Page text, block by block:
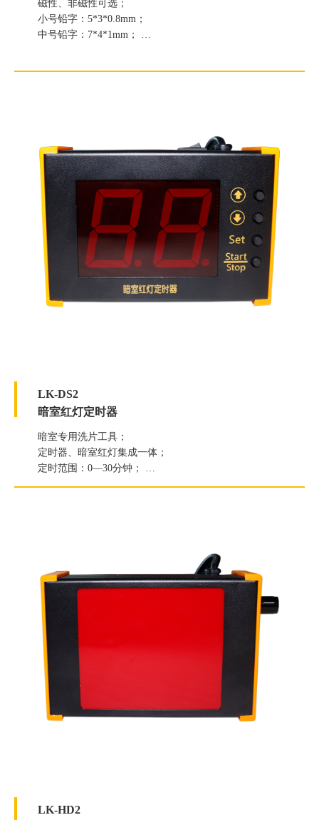
磁性、非磁性可选；
小号铅字：5*3*0.8mm；
中号铅字：7*4*1mm；
LK-DS2
暗室红灯定时器
暗室专用洗片工具；
定时器、暗室红灯集成一体；
定时范围：0—30分钟；
LK-HD2